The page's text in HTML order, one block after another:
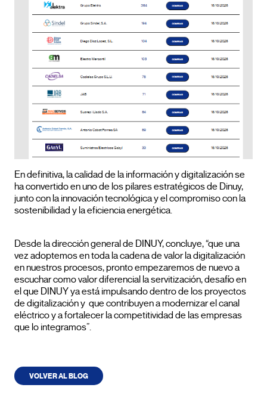
En definitiva, la calidad de la información y digitalización se
ha convertido en uno de los pilares estratégicos de Dinuy,
junto con la innovación tecnológica y el compromiso con la
sostenibilidad y la eficiencia energética.
Desde la dirección general de DINUY, concluye, “que una
vez adoptemos en toda la cadena de valor la digitalización
en nuestros procesos, pronto empezaremos de nuevo a
escuchar como valor diferencial la servitización, desafío en
el que DINUY ya está impulsando dentro de los proyectos
de digitalización y que contribuyen a modernizar el canal
eléctrico y a fortalecer la competitividad de las empresas
que lo integramos”.
VOLVER AL BLOG